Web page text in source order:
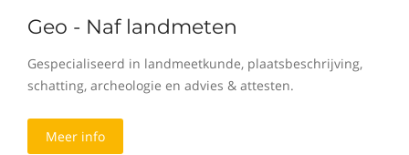
Geo - Naf landmeten
Gespecialiseerd in landmeetkunde, plaatsbeschrijving,
schatting, archeologie en advies & attesten.
Meer info